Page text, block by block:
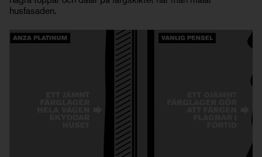
husfasaden.